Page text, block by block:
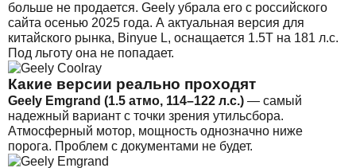
больше не продается. Geely убрала его с российского
сайта осенью 2025 года. А актуальная версия для
китайского рынка, Binyue L, оснащается 1.5T на 181 л.с.
Под льготу она не попадает.
Какие версии реально проходят
Geely Emgrand (1.5 атмо, 114–122 л.с.) — самый
надежный вариант с точки зрения утильсбора.
Атмосферный мотор, мощность однозначно ниже
порога. Проблем с документами не будет.